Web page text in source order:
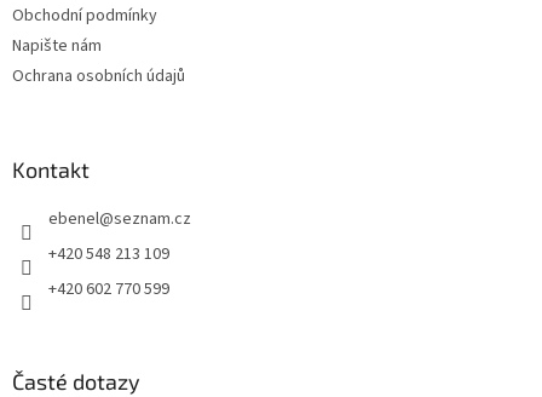
Obchodní podmínky
Napište nám
Ochrana osobních údajů
Kontakt
ebenel@seznam.cz
+420 548 213 109
+420 602 770 599
Časté dotazy